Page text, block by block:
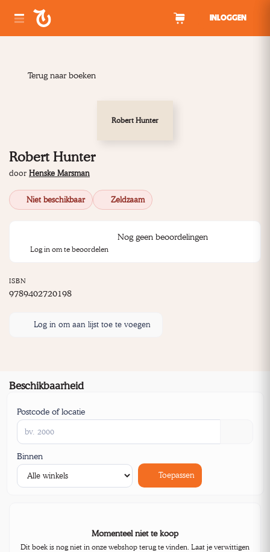
INLOGGEN
Terug naar boeken
Robert Hunter
Robert Hunter
door Henske Marsman
Niet beschikbaar Zeldzaam
Nog geen beoordelingen
Log in om te beoordelen
ISBN
9789402720198
Log in om aan lijst toe te voegen
Beschikbaarheid
Postcode of locatie
Binnen
Toepassen
Momenteel niet te koop
Dit boek is nog niet in onze webshop terug te vinden. Laat je verwittigen